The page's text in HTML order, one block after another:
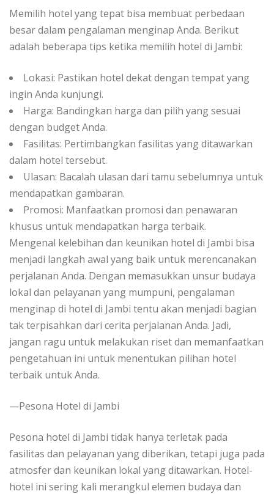
Memilih hotel yang tepat bisa membuat perbedaan
besar dalam pengalaman menginap Anda. Berikut
adalah beberapa tips ketika memilih hotel di Jambi:
Lokasi: Pastikan hotel dekat dengan tempat yang
ingin Anda kunjungi.
Harga: Bandingkan harga dan pilih yang sesuai
dengan budget Anda.
Fasilitas: Pertimbangkan fasilitas yang ditawarkan
dalam hotel tersebut.
Ulasan: Bacalah ulasan dari tamu sebelumnya untuk
mendapatkan gambaran.
Promosi: Manfaatkan promosi dan penawaran
khusus untuk mendapatkan harga terbaik.
Mengenal kelebihan dan keunikan hotel di Jambi bisa
menjadi langkah awal yang baik untuk merencanakan
perjalanan Anda. Dengan memasukkan unsur budaya
lokal dan pelayanan yang mumpuni, pengalaman
menginap di hotel di Jambi tentu akan menjadi bagian
tak terpisahkan dari cerita perjalanan Anda. Jadi,
jangan ragu untuk melakukan riset dan memanfaatkan
pengetahuan ini untuk menentukan pilihan hotel
terbaik untuk Anda.
—Pesona Hotel di Jambi
Pesona hotel di Jambi tidak hanya terletak pada
fasilitas dan pelayanan yang diberikan, tetapi juga pada
atmosfer dan keunikan lokal yang ditawarkan. Hotel-
hotel ini sering kali merangkul elemen budaya dan